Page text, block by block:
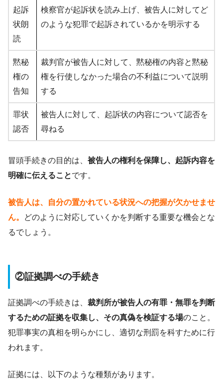
起訴
状朗
読
検察官が起訴状を読み上げ、被告人に対してど
のような犯罪で起訴されているかを明示する
黙秘
権の
告知
裁判官が被告人に対して、黙秘権の内容と黙秘
権を行使しなかった場合の不利益について説明
する
罪状
認否
被告人に対して、起訴状の内容について認否を
尋ねる
冒頭手続きの目的は、 被告人の権利を保障し、起訴内容を
明確に伝えることです。
被告人は、自分の置かれている状況への把握が欠かせませ
ん。
どのように対応していくかを判断する重要な機会とな
るでしょう。
②証拠調べの手続き
証拠調べの手続きは、 裁判所が被告人の有罪・無罪を判断
するための証拠を収集し、その真偽を検証する場のこと。
犯罪事実の真相を明らかにし、適切な刑罰を科すために行
われます。
証拠には、以下のような種類があります。